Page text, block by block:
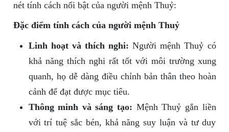
nét tính cách nổi bật của người mệnh Thuỷ:
Đặc điểm tính cách của người mệnh Thuỷ
Linh hoạt và thích nghi: Người mệnh Thuỷ có
khả năng thích nghi rất tốt với môi trường xung
quanh, họ dễ dàng điều chỉnh bản thân theo hoàn
cảnh để đạt được mục tiêu.
Thông minh và sáng tạo: Mệnh Thuỷ gắn liền
với trí tuệ sắc bén, khả năng suy luận và tư duy